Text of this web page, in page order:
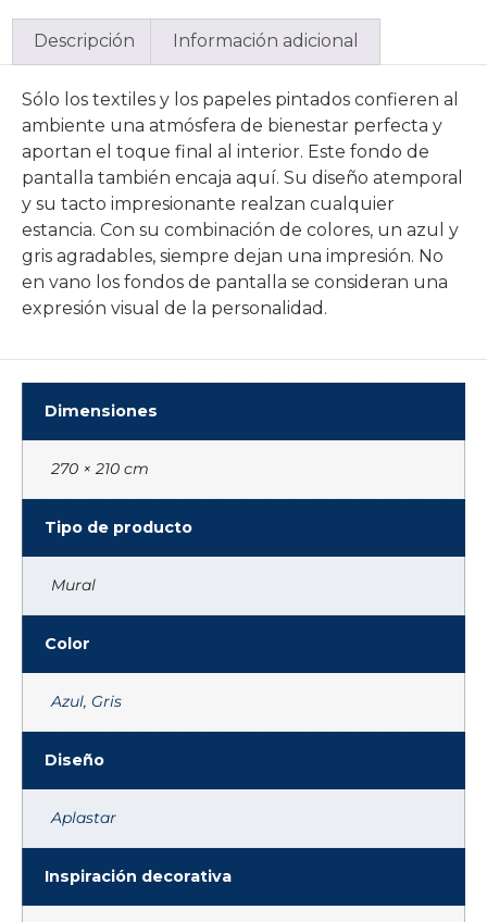
Descripción Información adicional
Sólo los textiles y los papeles pintados confieren al
ambiente una atmósfera de bienestar perfecta y
aportan el toque final al interior. Este fondo de
pantalla también encaja aquí. Su diseño atemporal
y su tacto impresionante realzan cualquier
estancia. Con su combinación de colores, un azul y
gris agradables, siempre dejan una impresión. No
en vano los fondos de pantalla se consideran una
expresión visual de la personalidad.
Dimensiones
270 × 210 cm
Tipo de producto
Mural
Color
Azul, Gris
Diseño
Aplastar
Inspiración decorativa